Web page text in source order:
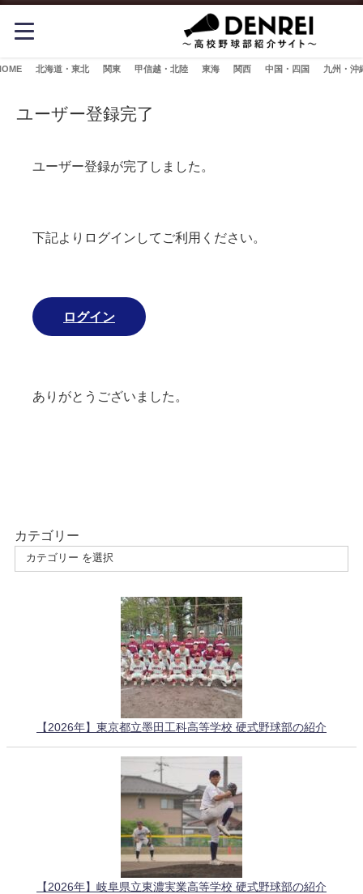
北海道・東北 関東 甲信越・北陸 東海 関西 中国・四国 九州・沖
ユーザー登録完了
ユーザー登録が完了しました。
下記よりログインしてご利用ください。
ログイン
ありがとうございました。
カテゴリー
【2026年】東京都立墨田工科高等学校 硬式野球部の紹介
【2026年】岐阜県立東濃実業高等学校 硬式野球部の紹介